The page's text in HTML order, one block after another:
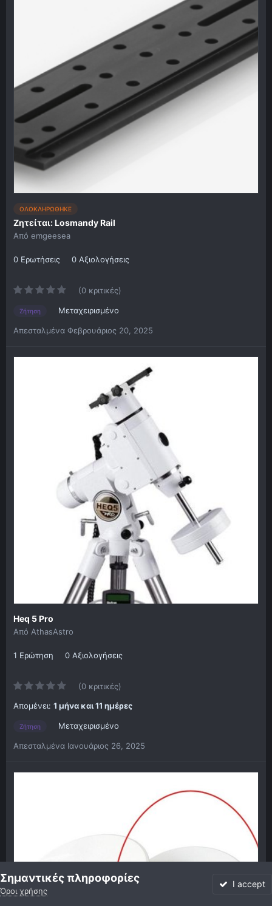
ΟΛΟΚΛΗΡΩΘΗΚΕ
Ζητείται: Losmandy Rail
Από emgeesea
0 Ερωτήσεις 0 Αξιολογήσεις
(0 κριτικές)
Ζήτηση Μεταχειρισμένο
Απεσταλμένα Φεβρουάριος 20, 2025
Heq 5 Pro
Από AthasAstro
1 Ερώτηση 0 Αξιολογήσεις
(0 κριτικές)
Απομένει: 1 μήνα και 11 ημέρες
Ζήτηση Μεταχειρισμένο
Απεσταλμένα Ιανουάριος 26, 2025
Σημαντικές πληροφορίες
Όροι χρήσης
I accept
Forum